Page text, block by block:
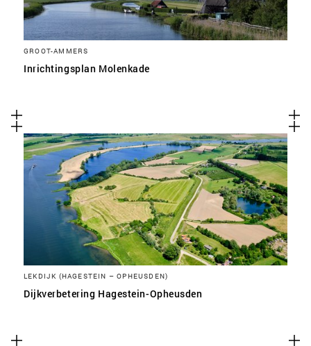
GROOT-AMMERS
Inrichtingsplan Molenkade
LEKDIJK (HAGESTEIN – OPHEUSDEN)
Dijkverbetering Hagestein-Opheusden